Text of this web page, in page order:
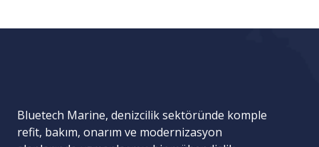
Bluetech Marine, denizcilik sektöründe komple
refit, bakım, onarım ve modernizasyon